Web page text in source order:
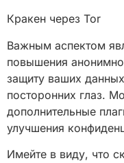
Кракен через Tor
Важным аспектом
повышения
защиту ваших
посторонних глаз.
дополнительные
улучшения
Имейте в виду, что